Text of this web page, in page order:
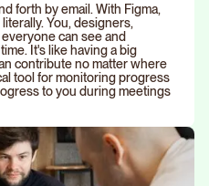
forth by email. With Figma,
You, designers,
can see and
It's like having a big
contribute no matter where
tool for monitoring progress
to you during meetings